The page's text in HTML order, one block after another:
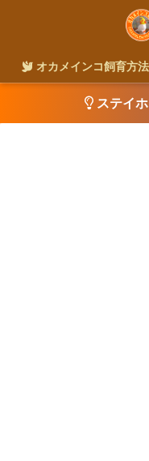
オカメインコ飼育方法
ステイ